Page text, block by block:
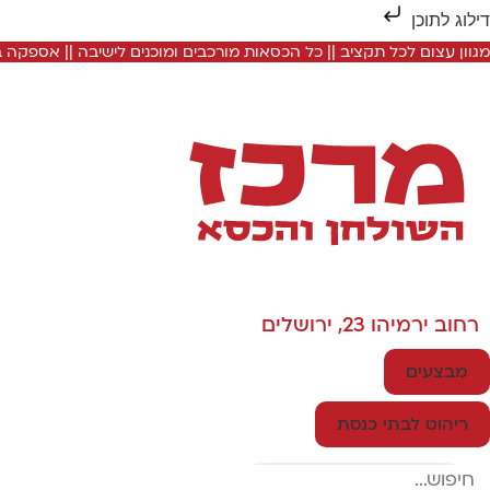
דילוג לתוכן
מגוון עצום לכל תקציב || כל הכסאות מורכבים ומוכנים לישיבה ||
רחוב ירמיהו 23, ירושלים
מבצעים
ריהוט לבתי כנסת
Search